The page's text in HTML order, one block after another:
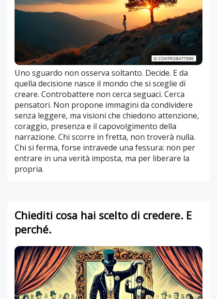
Uno sguardo non osserva soltanto. Decide. E da
quella decisione nasce il mondo che si sceglie di
creare. Controbattere non cerca seguaci. Cerca
pensatori. Non propone immagini da condividere
senza leggere, ma visioni che chiedono attenzione,
coraggio, presenza e il capovolgimento della
narrazione. Chi scorre in fretta, non troverà nulla.
Chi si ferma, forse intravede una fessura: non per
entrare in una verità imposta, ma per liberare la
propria.
Chiediti cosa hai scelto di credere. E
perché.